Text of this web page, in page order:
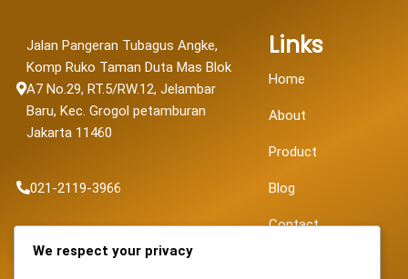
Jalan Pangeran Tubagus Angke,
Komp Ruko Taman Duta Mas Blok
A7 No.29, RT.5/RW.12, Jelambar
Baru, Kec. Grogol petamburan
Jakarta 11460
021-2119-3966
sales@fortunapancaransakti.com
Links
Home
About
Product
Blog
Contact
We respect your privacy